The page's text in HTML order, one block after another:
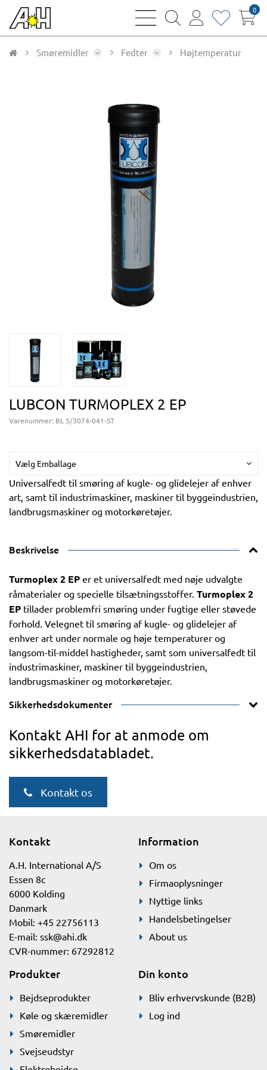
bars
magnifying
user
heart0
Smøremidler Fedter Højtemperatur
LUBCON TURMOPLEX 2 EP
Varenummer: BL 5/3074-041-ST
Vælg Emballage
Universalfedt til smøring af kugle- og glidelejer af enhver
art, samt til industrimaskiner, maskiner til byggeindustrien,
landbrugsmaskiner og motorkøretøjer.
Beskrivelse
Turmoplex 2 EP er et universalfedt med nøje udvalgte
råmaterialer og specielle tilsætningsstoffer. Turmoplex 2
EP tillader problemfri smøring under fugtige eller støvede
forhold. Velegnet til smøring af kugle- og glidelejer af
enhver art under normale og høje temperaturer og
langsom-til-middel hastigheder, samt som universalfedt til
industrimaskiner, maskiner til byggeindustrien,
landbrugsmaskiner og motorkøretøjer.
Sikkerhedsdokumenter
Kontakt AHI for at anmode om
sikkerhedsdatabladet.
Kontakt os
Kontakt
A.H. International A/S
Essen 8c
6000 Kolding
Danmark
Mobil: +45 22756113
E-mail: ssk@ahi.dk
CVR-nummer: 67292812
Information
Om os
Firmaoplysninger
Nyttige links
Handelsbetingelser
About us
Produkter
Bejdseprodukter
Køle og skæremidler
Smøremidler
Svejseudstyr
Din konto
Bliv erhvervskunde (B2B)
Log ind